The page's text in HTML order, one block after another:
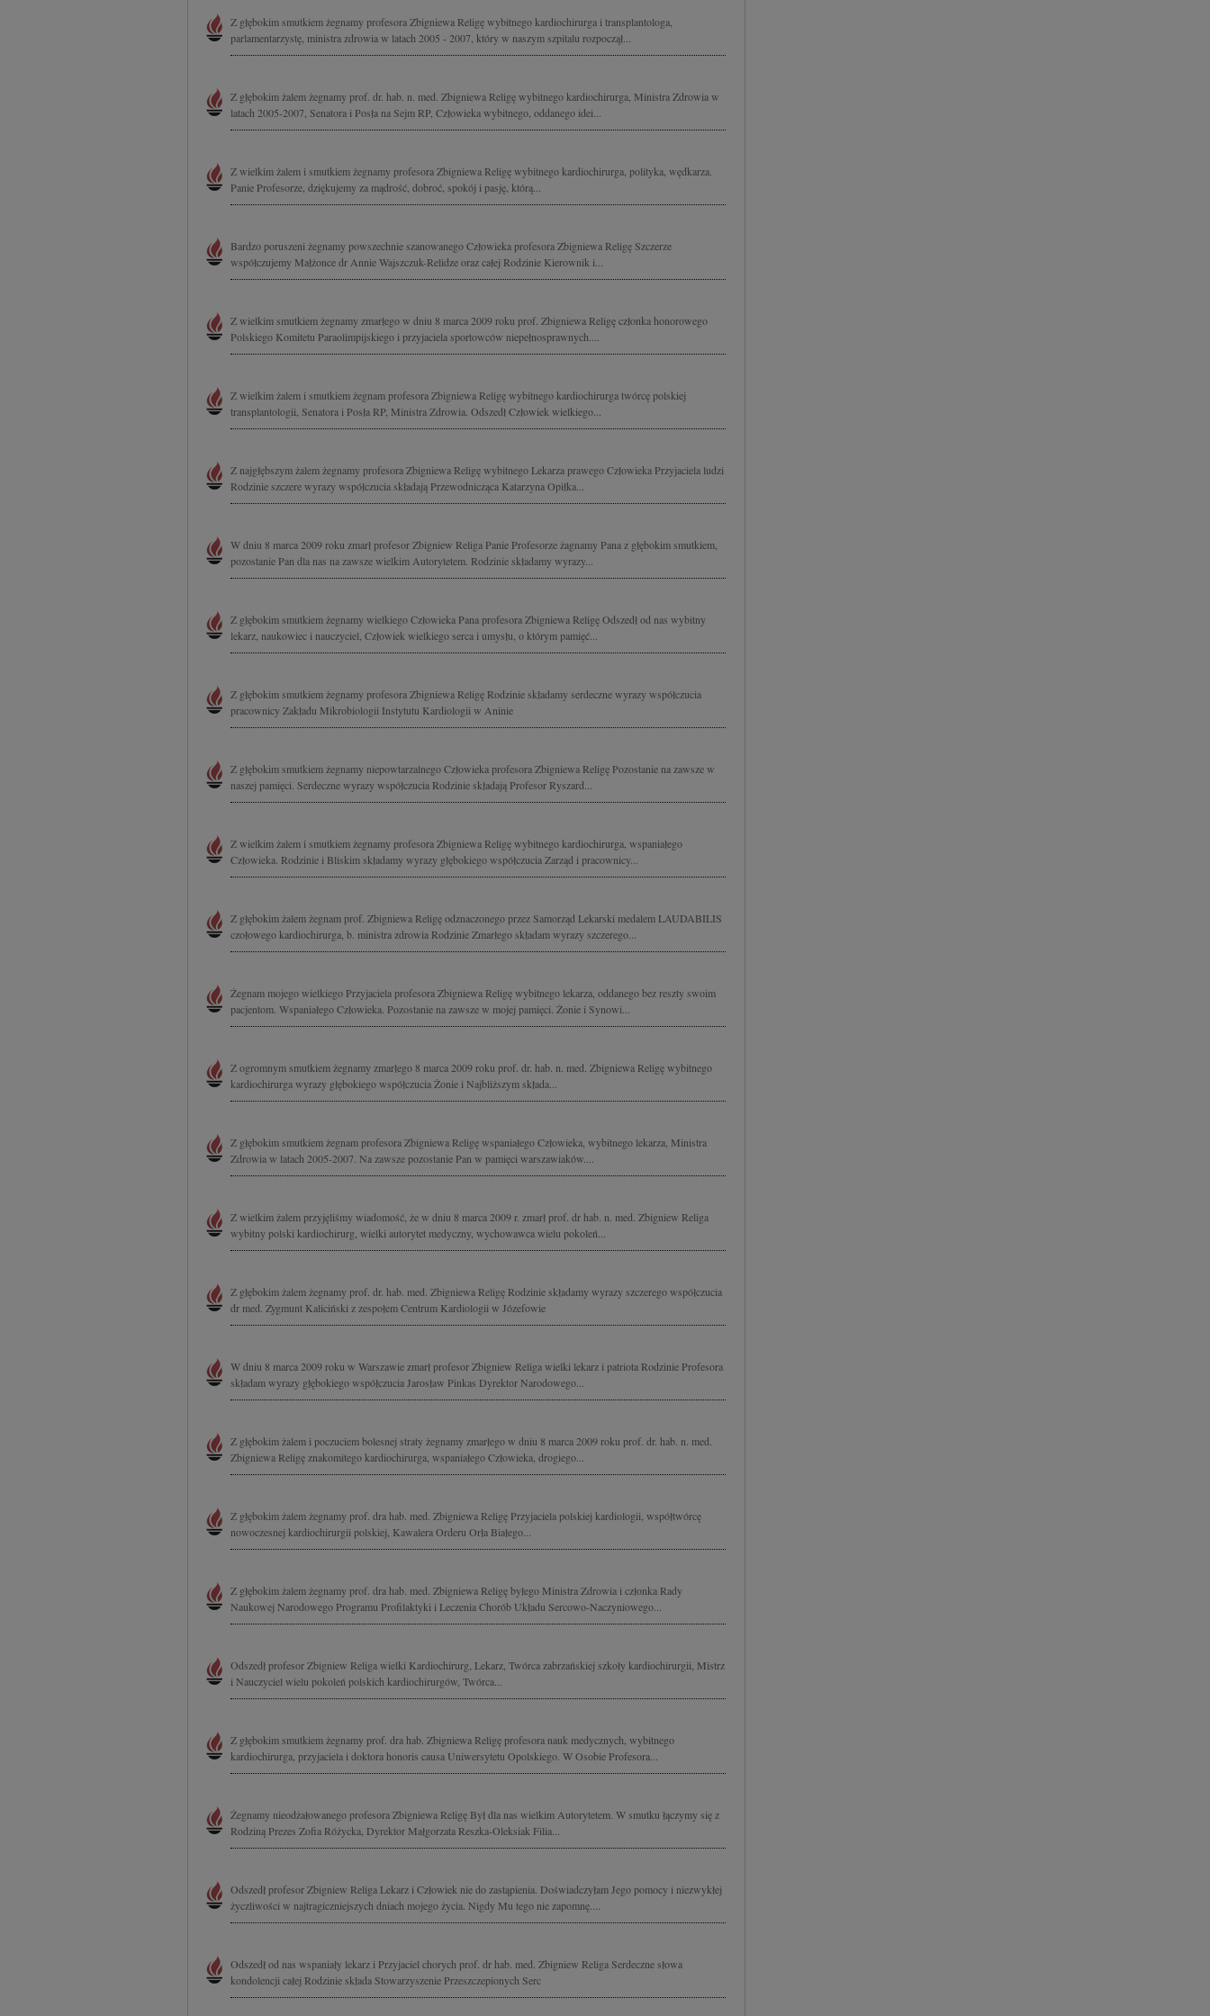
Z głębokim smutkiem żegnamy profesora Zbigniewa Religę wybitnego kardiochirurga i transplantologa,
parlamentarzystę, ministra zdrowia w latach 2005 - 2007, który w naszym szpitalu rozpoczął...
Z głębokim żalem żegnamy prof. dr. hab. n. med. Zbigniewa Religę wybitnego kardiochirurga, Ministra Zdrowia w
latach 2005-2007, Senatora i Posła na Sejm RP, Człowieka wybitnego, oddanego idei...
Z wielkim żalem i smutkiem żegnamy profesora Zbigniewa Religę wybitnego kardiochirurga, polityka, wędkarza.
Panie Profesorze, dziękujemy za mądrość, dobroć, spokój i pasję, którą...
Bardzo poruszeni żegnamy powszechnie szanowanego Człowieka profesora Zbigniewa Religę Szczerze
współczujemy Małżonce dr Annie Wajszczuk-Relidze oraz całej Rodzinie Kierownik i...
Z wielkim smutkiem żegnamy zmarłego w dniu 8 marca 2009 roku prof. Zbigniewa Religę członka honorowego
Polskiego Komitetu Paraolimpijskiego i przyjaciela sportowców niepełnosprawnych....
Z wielkim żalem i smutkiem żegnam profesora Zbigniewa Religę wybitnego kardiochirurga twórcę polskiej
transplantologii, Senatora i Posła RP, Ministra Zdrowia. Odszedł Człowiek wielkiego...
Z najgłębszym żalem żegnamy profesora Zbigniewa Religę wybitnego Lekarza prawego Człowieka Przyjaciela ludzi
Rodzinie szczere wyrazy współczucia składają Przewodnicząca Katarzyna Opiłka...
W dniu 8 marca 2009 roku zmarł profesor Zbigniew Religa Panie Profesorze żagnamy Pana z głębokim smutkiem,
pozostanie Pan dla nas na zawsze wielkim Autorytetem. Rodzinie składamy wyrazy...
Z głębokim smutkiem żegnamy wielkiego Człowieka Pana profesora Zbigniewa Religę Odszedł od nas wybitny
lekarz, naukowiec i nauczyciel, Człowiek wielkiego serca i umysłu, o którym pamięć...
Z głębokim smutkiem żegnamy profesora Zbigniewa Religę Rodzinie składamy serdeczne wyrazy współczucia
pracownicy Zakładu Mikrobiologii Instytutu Kardiologii w Aninie
Z głębokim smutkiem żegnamy niepowtarzalnego Człowieka profesora Zbigniewa Religę Pozostanie na zawsze w
naszej pamięci. Serdeczne wyrazy współczucia Rodzinie składają Profesor Ryszard...
Z wielkim żalem i smutkiem żegnamy profesora Zbigniewa Religę wybitnego kardiochirurga, wspaniałego
Człowieka. Rodzinie i Bliskim składamy wyrazy głębokiego współczucia Zarząd i pracownicy...
Z głębokim żalem żegnam prof. Zbigniewa Religę odznaczonego przez Samorząd Lekarski medalem LAUDABILIS
czołowego kardiochirurga, b. ministra zdrowia Rodzinie Zmarłego składam wyrazy szczerego...
Żegnam mojego wielkiego Przyjaciela profesora Zbigniewa Religę wybitnego lekarza, oddanego bez reszty swoim
pacjentom. Wspaniałego Człowieka. Pozostanie na zawsze w mojej pamięci. Żonie i Synowi...
Z ogromnym smutkiem żegnamy zmarłego 8 marca 2009 roku prof. dr. hab. n. med. Zbigniewa Religę wybitnego
kardiochirurga wyrazy głębokiego współczucia Żonie i Najbliższym składa...
Z głębokim smutkiem żegnam profesora Zbigniewa Religę wspaniałego Człowieka, wybitnego lekarza, Ministra
Zdrowia w latach 2005-2007. Na zawsze pozostanie Pan w pamięci warszawiaków....
Z wielkim żalem przyjęliśmy wiadomość, że w dniu 8 marca 2009 r. zmarł prof. dr hab. n. med. Zbigniew Religa
wybitny polski kardiochirurg, wielki autorytet medyczny, wychowawca wielu pokoleń...
Z głębokim żalem żegnamy prof. dr. hab. med. Zbigniewa Religę Rodzinie składamy wyrazy szczerego współczucia
dr med. Zygmunt Kaliciński z zespołem Centrum Kardiologii w Józefowie
W dniu 8 marca 2009 roku w Warszawie zmarł profesor Zbigniew Religa wielki lekarz i patriota Rodzinie Profesora
składam wyrazy głębokiego współczucia Jarosław Pinkas Dyrektor Narodowego...
Z głębokim żalem i poczuciem bolesnej straty żegnamy zmarłego w dniu 8 marca 2009 roku prof. dr. hab. n. med.
Zbigniewa Religę znakomitego kardiochirurga, wspaniałego Człowieka, drogiego...
Z głębokim żalem żegnamy prof. dra hab. med. Zbigniewa Religę Przyjaciela polskiej kardiologii, współtwórcę
nowoczesnej kardiochirurgii polskiej, Kawalera Orderu Orła Białego...
Z głębokim żalem żegnamy prof. dra hab. med. Zbigniewa Religę byłego Ministra Zdrowia i członka Rady
Naukowej Narodowego Programu Profilaktyki i Leczenia Chorób Układu Sercowo-Naczyniowego...
Odszedł profesor Zbigniew Religa wielki Kardiochirurg, Lekarz, Twórca zabrzańskiej szkoły kardiochirurgii, Mistrz
i Nauczyciel wielu pokoleń polskich kardiochirurgów, Twórca...
Z głębokim smutkiem żegnamy prof. dra hab. Zbigniewa Religę profesora nauk medycznych, wybitnego
kardiochirurga, przyjaciela i doktora honoris causa Uniwersytetu Opolskiego. W Osobie Profesora...
Żegnamy nieodżałowanego profesora Zbigniewa Religę Był dla nas wielkim Autorytetem. W smutku łączymy się z
Rodziną Prezes Zofia Różycka, Dyrektor Małgorzata Reszka-Oleksiak Filia...
Odszedł profesor Zbigniew Religa Lekarz i Człowiek nie do zastąpienia. Doświadczyłam Jego pomocy i niezwykłej
życzliwości w najtragiczniejszych dniach mojego życia. Nigdy Mu tego nie zapomnę....
Odszedł od nas wspaniały lekarz i Przyjaciel chorych prof. dr hab. med. Zbigniew Religa Serdeczne słowa
kondolencji całej Rodzinie składa Stowarzyszenie Przeszczepionych Serc